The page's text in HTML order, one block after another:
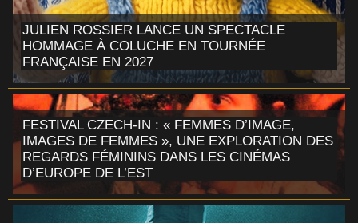
JULIEN ROSSIER LANCE UN SPECTACLE
HOMMAGE À COLUCHE EN TOURNÉE
FRANÇAISE EN 2027
FESTIVAL CZECH-IN : « FEMMES D’IMAGE,
IMAGES DE FEMMES », UNE EXPLORATION DES
REGARDS FÉMININS DANS LES CINÉMAS
D’EUROPE DE L’EST